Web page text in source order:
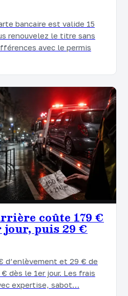
bancaire est valide 15
renouvelez le titre sans
avec le permis
coûte 179 €
jour, puis 29 €
d’enlèvement et 29 € de
dès le 1er jour. Les frais
expertise, sabot…